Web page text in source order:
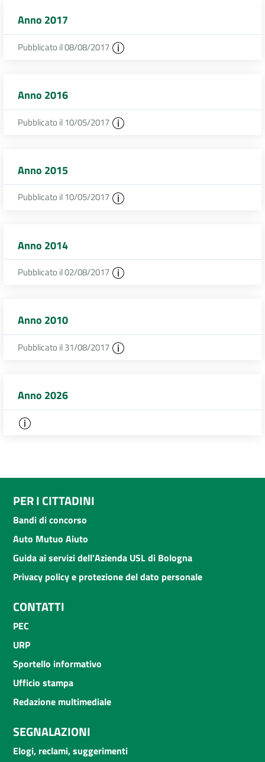
Anno 2017
Pubblicato il 08/08/2017
Anno 2016
Pubblicato il 10/05/2017
Anno 2015
Pubblicato il 10/05/2017
Anno 2014
Pubblicato il 02/08/2017
Anno 2010
Pubblicato il 31/08/2017
Anno 2026
PER I CITTADINI
Bandi di concorso
Auto Mutuo Aiuto
Guida ai servizi dell'Azienda USL di Bologna
Privacy policy e protezione del dato personale
CONTATTI
PEC
URP
Sportello informativo
Ufficio stampa
Redazione multimediale
SEGNALAZIONI
Elogi, reclami, suggerimenti